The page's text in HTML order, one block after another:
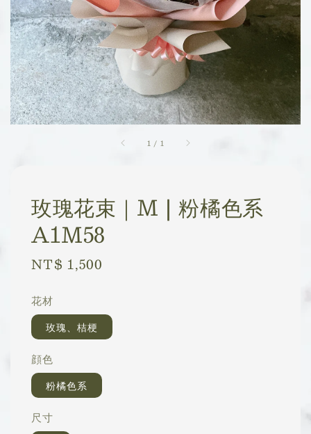
1 / 1
玫瑰花束｜M | 粉橘色系
A1M58
Regular
NT$ 1,500
花材
玫瑰、桔梗
顔色
粉橘色系
尺寸